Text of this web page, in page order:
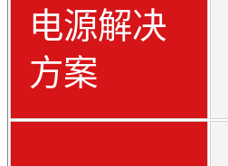
电源解决
方案